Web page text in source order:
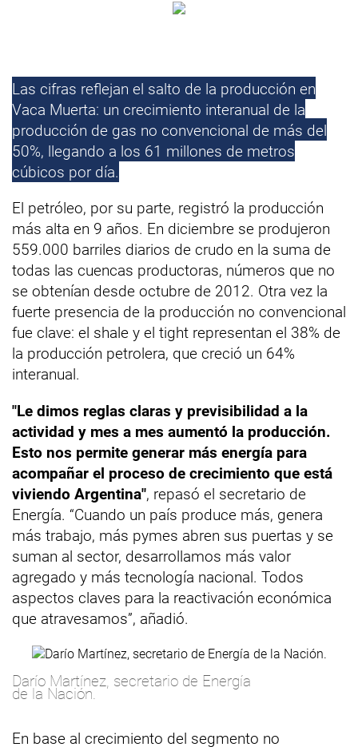
Las cifras reflejan el salto de la producción en
Vaca Muerta: un crecimiento interanual de la
producción de gas no convencional de más del
50%, llegando a los 61 millones de metros
cúbicos por día.
El petróleo, por su parte, registró la producción
más alta en 9 años. En diciembre se produjeron
559.000 barriles diarios de crudo en la suma de
todas las cuencas productoras, números que no
se obtenían desde octubre de 2012. Otra vez la
fuerte presencia de la producción no convencional
fue clave: el shale y el tight representan el 38% de
la producción petrolera, que creció un 64%
interanual.
"Le dimos reglas claras y previsibilidad a la
actividad y mes a mes aumentó la producción.
Esto nos permite generar más energía para
acompañar el proceso de crecimiento que está
viviendo Argentina", repasó el secretario de
Energía. “Cuando un país produce más, genera
más trabajo, más pymes abren sus puertas y se
suman al sector, desarrollamos más valor
agregado y más tecnología nacional. Todos
aspectos claves para la reactivación económica
que atravesamos”, añadió.
Darío Martínez, secretario de Energía
de la Nación.
En base al crecimiento del segmento no